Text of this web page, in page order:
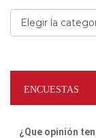
Categorías
ENCUESTAS
¿Que opinión